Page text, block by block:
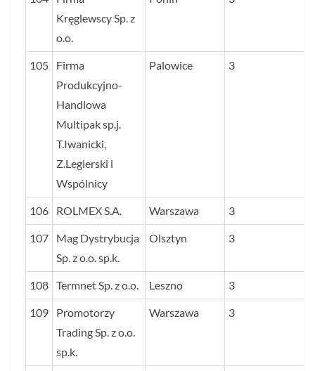
Kręglewscy Sp. z
o.o.
105
Firma
Produkcyjno-
Handlowa
Multipak sp.j.
T.Iwanicki,
Z.Legierski i
Wspólnicy
Palowice 3
106 ROLMEX S.A. Warszawa 3
107
Mag Dystrybucja
Sp. z o.o. sp.k.
Olsztyn 3
108 Termnet Sp. z o.o. Leszno 3
109
Promotorzy
Trading Sp. z o.o.
sp.k.
Warszawa 3